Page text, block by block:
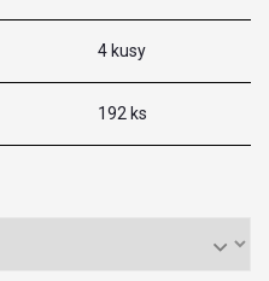
4 kusy
192 ks